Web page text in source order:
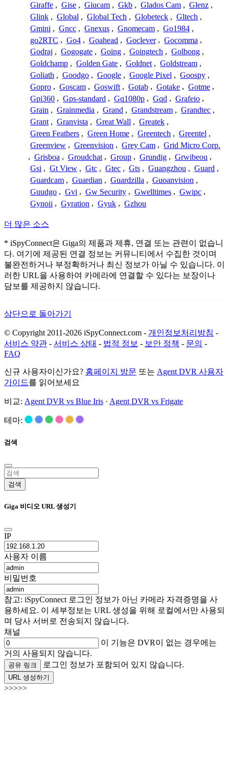
Giraffe , Gise , Giucam , Gkb , Glados Cam , Glenz ,
Glink , Global , Global Tech , Globeteck , Gltech ,
Gmini , Gncc , Gnexus , Gnomecam , Go1984 ,
go2RTC , Go4 , Goahead , Goclever , Gocomma ,
Godraj , Gogogate , Going , Goingtech , Golbong ,
Goldchamp , Golden Gate , Goldnet , Goldstream ,
Goliath , Goodgo , Google , Google Pixel , Goospy ,
Gopro , Goscam , Goswift , Gotab , Gotake , Gotme ,
Gpi360 , Gps-standard , Gq1080p , Gqd , Grafeio ,
Grain , Grainmedia , Grand , Grandstream , Grandtec ,
Grant , Granvista , Great Wall , Greatek ,
Green Feathers , Green Home , Greentech , Greentel ,
Greenview , Greenvision , Grey Cam , Grid Micro Corp.
, Grisboa , Groudchat , Group , Grundig , Grwibeou ,
Gsi , Gt View , Gtc , Gtec , Gts , Guangzhou , Guard ,
Guardcam , Guardian , Guardzilla , Guoanvision ,
Guudgo , Gvi , Gw Security , Gwelltimes , Gwipc ,
Gynoii , Gyration , Gyuk , Gzhou
더 많은 소스
* iSpyConnect은 Giga의 제품과 제휴, 연결 또는 관련이 없습니
다. 여기에 제공된 연결 정보는 커뮤니티에서 수집한 것이며
불완전하거나 부정확하거나 최신 정보가 아닐 수 있습니다. 이
러한 URL을 사용하여 카메라에 연결할 수 있다는 보장이나
담보를 제공하지 않습니다.
상단으로 돌아가기
© Copyright 2011-2026 iSpyConnect.com - 개인정보처리방침 -
서비스 약관 - 서비스 상태 - 법적 정보 - 보안 정책 - 문의 -
FAQ
신규 사용자이신가요? 홈페이지 방문 또는 Agent DVR 사용자
가이드를 읽어보세요
비교: Agent DVR vs Blue Iris · Agent DVR vs Frigate
테마:
검색
검색
Giga 비디오 URL 생성기
IP
사용자 이름
비밀번호
참고: iSpyConnect 로그인 정보가 아닌 카메라 자격증명을 사
용하세요. 이 세부정보는 URL 생성을 위해 로컬에서만 사용되
며 당사 서버로 전송되지 않습니다.
채널
이 기능은 DVR이 없는 경우에는
거의 사용되지 않습니다.
공유 링크 로그인 정보가 포함되어 있지 않습니다.
URL 생성하기
>>>>>